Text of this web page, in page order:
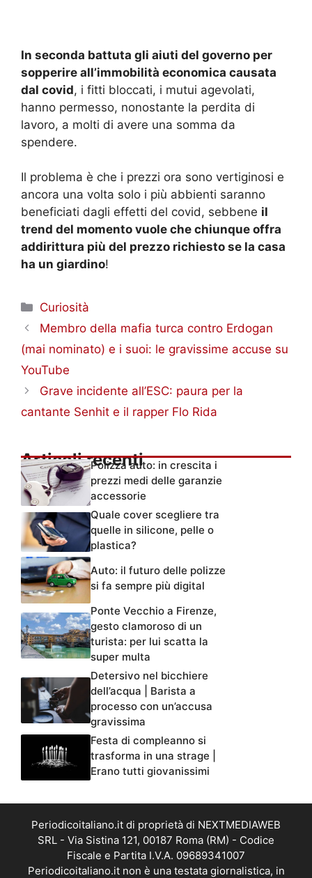
In seconda battuta gli aiuti del governo per
sopperire all’immobilità economica causata
dal covid, i fitti bloccati, i mutui agevolati,
hanno permesso, nonostante la perdita di
lavoro, a molti di avere una somma da
spendere.
Il problema è che i prezzi ora sono vertiginosi e
ancora una volta solo i più abbienti saranno
beneficiati dagli effetti del covid, sebbene il
trend del momento vuole che chiunque offra
addirittura più del prezzo richiesto se la casa
ha un giardino!
Categorie
Curiosità
Membro della mafia turca contro Erdogan
(mai nominato) e i suoi: le gravissime accuse su
YouTube
Grave incidente all’ESC: paura per la
cantante Senhit e il rapper Flo Rida
Articoli recentiPolizza auto: in crescita i
prezzi medi delle garanzie
accessorie
Quale cover scegliere tra
quelle in silicone, pelle o
plastica?
Auto: il futuro delle polizze
si fa sempre più digital
Ponte Vecchio a Firenze,
gesto clamoroso di un
turista: per lui scatta la
super multa
Detersivo nel bicchiere
dell’acqua | Barista a
processo con un’accusa
gravissima
Festa di compleanno si
trasforma in una strage |
Erano tutti giovanissimi
Periodicoitaliano.it di proprietà di NEXTMEDIAWEB
SRL - Via Sistina 121, 00187 Roma (RM) - Codice
Fiscale e Partita I.V.A. 09689341007
Periodicoitaliano.it non è una testata giornalistica, in